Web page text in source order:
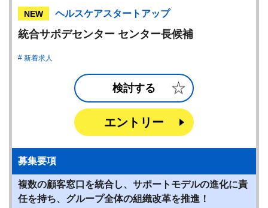
NEW ヘルスケアスタートアップ
統合サポデセンター センター長候補
新着求人
検討する
エントリー
募集要項
複数の顧客窓口を統合し、サポートモデルの進化に責
任を持ち、グループ全体の組織改革を推進！